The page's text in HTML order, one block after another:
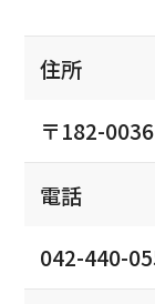
住所
〒182-
電話
042-440-